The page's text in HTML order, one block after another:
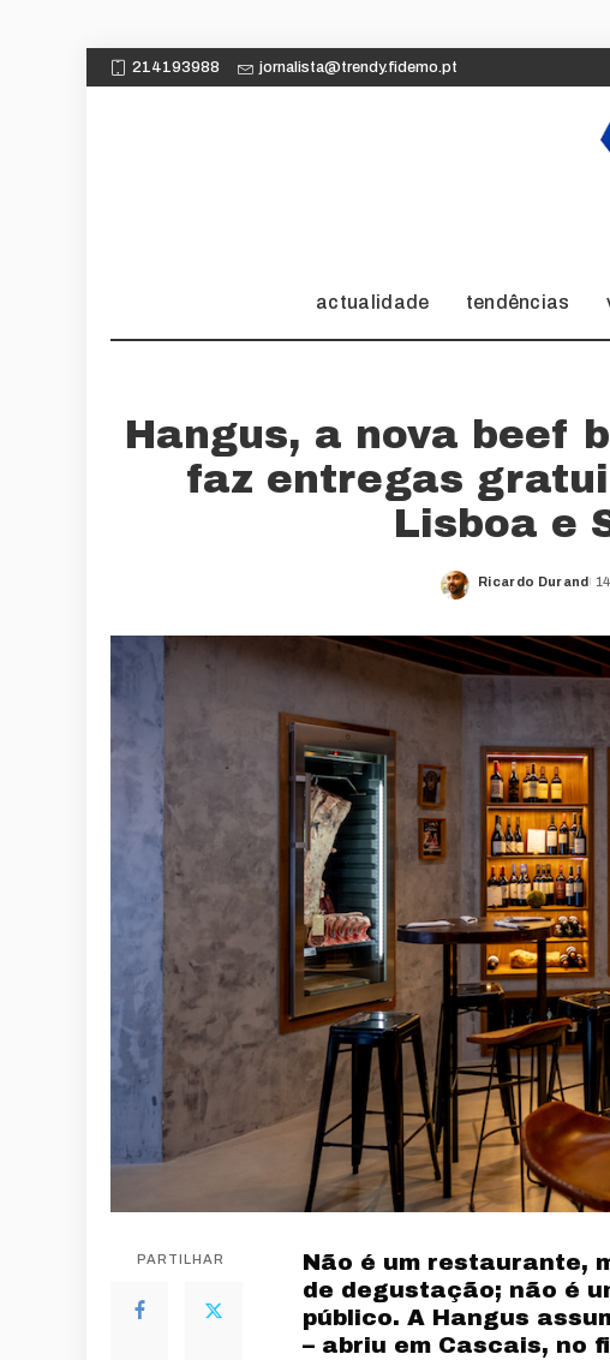
214193988 jornalista@trendy.fidemo.pt
actualidade tendências
Hangus, a nova beef
faz entregas
Lisboa e
Posted
Ricardo Durand
PARTILHAR
Não é um restaurante,
de degustação; não é
público. A Hangus
– abriu em Cascais, no